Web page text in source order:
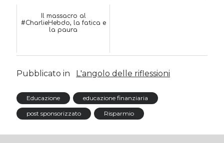
Il massacro al
#CharlieHebdo, la fatica e
la paura
Pubblicato in L'angolo delle riflessioni
Educazione educazione finanziaria
post sponsorizzato Risparmio